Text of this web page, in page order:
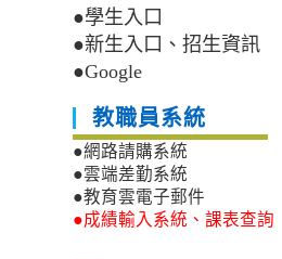
●學生入口
●新生入口、招生資訊
●Google
教職員系統
●網路請購系統
●雲端差勤系統
●教育雲電子郵件
●成績輸入系統、課表查詢